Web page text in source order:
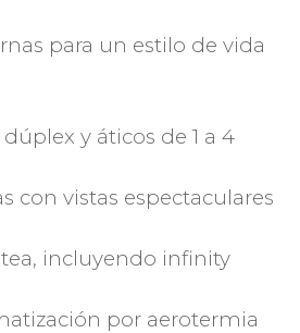
para un estilo de vida
y áticos de 1 a 4
con vistas espectaculares
incluyendo infinity
por aerotermia